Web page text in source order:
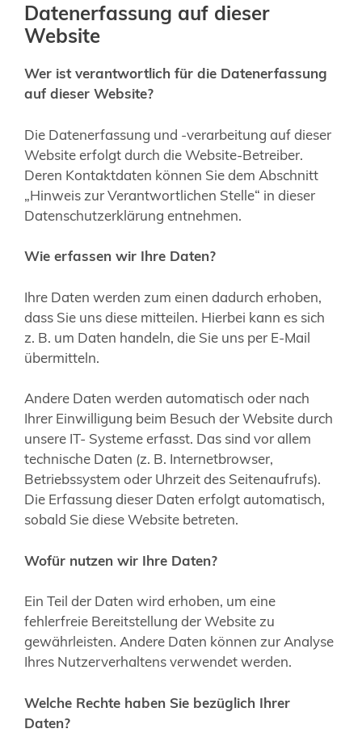
Datenerfassung auf dieser
Website
Wer ist verantwortlich für die Datenerfassung
auf dieser Website?
Die Datenerfassung und -verarbeitung auf dieser
Website erfolgt durch die Website-Betreiber.
Deren Kontaktdaten können Sie dem Abschnitt
„Hinweis zur Verantwortlichen Stelle“ in dieser
Datenschutzerklärung entnehmen.
Wie erfassen wir Ihre Daten?
Ihre Daten werden zum einen dadurch erhoben,
dass Sie uns diese mitteilen. Hierbei kann es sich
z. B. um Daten handeln, die Sie uns per E-Mail
übermitteln.
Andere Daten werden automatisch oder nach
Ihrer Einwilligung beim Besuch der Website durch
unsere IT- Systeme erfasst. Das sind vor allem
technische Daten (z. B. Internetbrowser,
Betriebssystem oder Uhrzeit des Seitenaufrufs).
Die Erfassung dieser Daten erfolgt automatisch,
sobald Sie diese Website betreten.
Wofür nutzen wir Ihre Daten?
Ein Teil der Daten wird erhoben, um eine
fehlerfreie Bereitstellung der Website zu
gewährleisten. Andere Daten können zur Analyse
Ihres Nutzerverhaltens verwendet werden.
Welche Rechte haben Sie bezüglich Ihrer
Daten?